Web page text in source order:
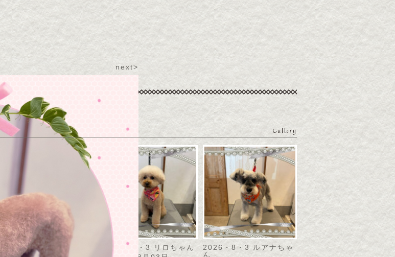
next>
Gallery
2026・8・4 トト君
2026・8・3 リロちゃん
2026・8・3 ルアナちゃ
ん